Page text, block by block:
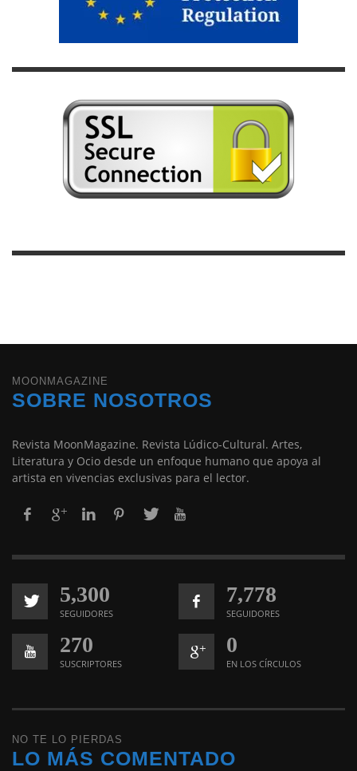
MOONMAGAZINE
SOBRE NOSOTROS
Revista MoonMagazine. Revista Lúdico-Cultural. Artes,
Literatura y Ocio desde un enfoque humano que apoya al
artista en vivencias exclusivas para el lector.
5,300
SEGUIDORES
7,778
SEGUIDORES
270
SUSCRIPTORES
0
EN LOS CÍRCULOS
NO TE LO PIERDAS
LO MÁS COMENTADO